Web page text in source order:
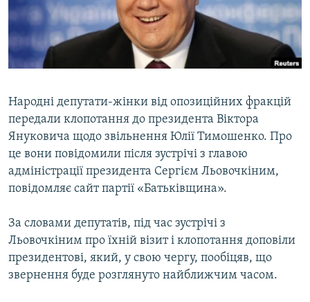
ВІДЕОУРОКИ «ELIFBE»
СВІДЧЕННЯ ОКУПАЦІЇ
УКРАЇНСЬКА ПРОБЛЕМА КРИМУ
Русский
Qırımtatar
Усі сайти RFE/RL
Народні депутати-жінки від опозиційних фракцій
передали клопотання до президента Віктора
Януковича щодо звільнення Юлії Тимошенко. Про
це вони повідомили після зустрічі з главою
адміністрації президента Сергієм Льовочкіним,
повідомляє сайт партії «Батьківщина».
За словами депутатів, під час зустрічі з
Льовочкіним про їхній візит і клопотання доповіли
президентові, який, у свою чергу, пообіцяв, що
звернення буде розглянуто найближчим часом.